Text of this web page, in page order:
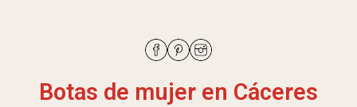
Botas de mujer en Cáceres